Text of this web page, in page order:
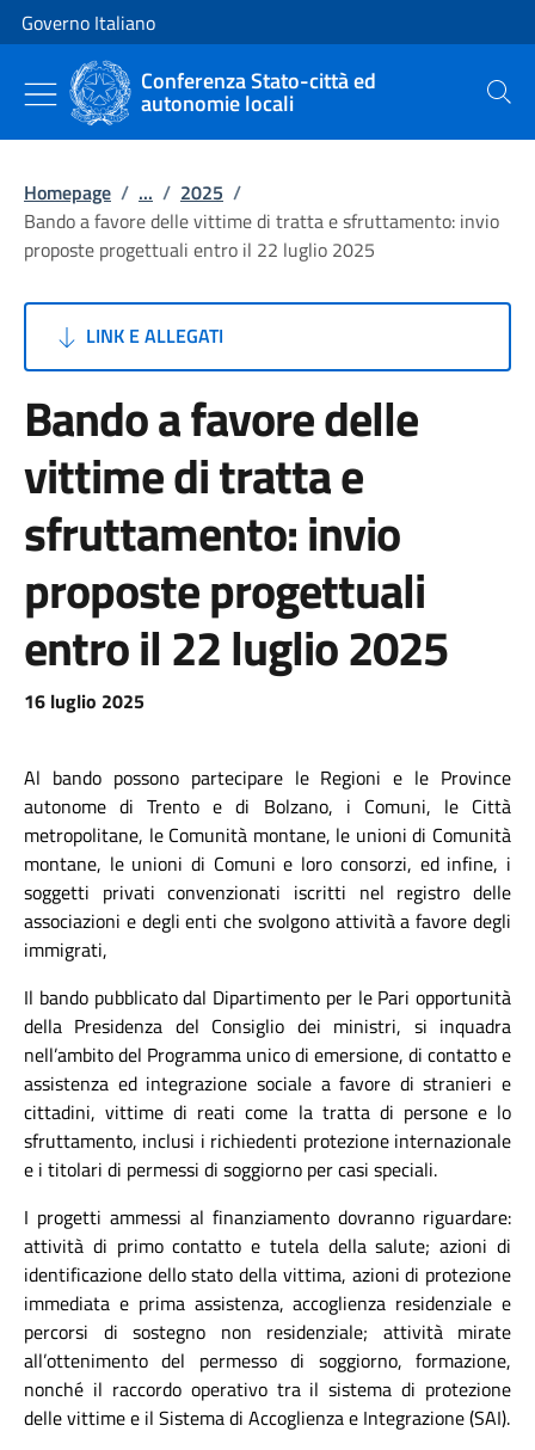
Vai al contenuto
Vai alla navigazione del sito
Governo Italiano
Conferenza Stato-città ed
autonomie locali Cerca
Homepage / ... / 2025 /
Bando a favore delle vittime di tratta e sfruttamento: invio
proposte progettuali entro il 22 luglio 2025
LINK E ALLEGATI
Bando a favore delle
vittime di tratta e
sfruttamento: invio
proposte progettuali
entro il 22 luglio 2025
16 luglio 2025
Al bando possono partecipare le Regioni e le Province
autonome di Trento e di Bolzano, i Comuni, le Città
metropolitane, le Comunità montane, le unioni di Comunità
montane, le unioni di Comuni e loro consorzi, ed infine, i
soggetti privati convenzionati iscritti nel registro delle
associazioni e degli enti che svolgono attività a favore degli
immigrati,
Il bando pubblicato dal Dipartimento per le Pari opportunità
della Presidenza del Consiglio dei ministri, si inquadra
nell’ambito del Programma unico di emersione, di contatto e
assistenza ed integrazione sociale a favore di stranieri e
cittadini, vittime di reati come la tratta di persone e lo
sfruttamento, inclusi i richiedenti protezione internazionale
e i titolari di permessi di soggiorno per casi speciali.
I progetti ammessi al finanziamento dovranno riguardare:
attività di primo contatto e tutela della salute; azioni di
identificazione dello stato della vittima, azioni di protezione
immediata e prima assistenza, accoglienza residenziale e
percorsi di sostegno non residenziale; attività mirate
all’ottenimento del permesso di soggiorno, formazione,
nonché il raccordo operativo tra il sistema di protezione
delle vittime e il Sistema di Accoglienza e Integrazione (SAI).